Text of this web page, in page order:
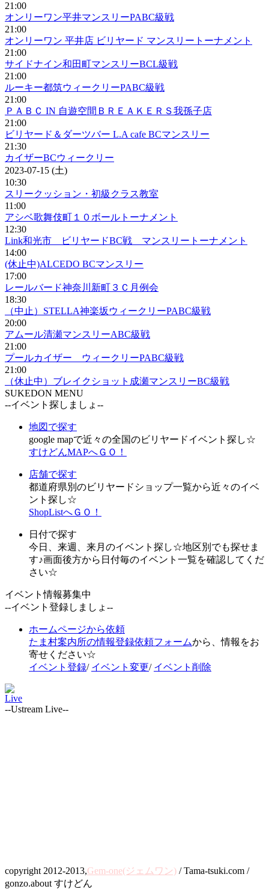
21:00
オンリーワン平井マンスリーPABC級戦
21:00
オンリーワン 平井店 ビリヤード マンスリートーナメント
21:00
サイドナイン和田町マンスリーBCL級戦
21:00
ルーキー都筑ウィークリーPABC級戦
21:00
ＰＡＢＣ IN 自遊空間ＢＲＥＡＫＥＲＳ我孫子店
21:00
ビリヤード＆ダーツバー L.A cafe BCマンスリー
21:30
カイザーBCウィークリー
2023-07-15 (土)
10:30
スリークッション・初級クラス教室
11:00
アシベ歌舞伎町１０ボールトーナメント
12:30
Link和光市 ビリヤードBC戦 マンスリートーナメント
14:00
(休止中)ALCEDO BCマンスリー
17:00
レールバード神奈川新町３Ｃ月例会
18:30
（中止）STELLA神楽坂ウィークリーPABC級戦
20:00
アムール清瀬マンスリーABC級戦
21:00
プールカイザー ウィークリーPABC級戦
21:00
（休止中）ブレイクショット成瀬マンスリーBC級戦
SUKEDON MENU
--イベント探しましょ--
地図で探す
google mapで近々の全国のビリヤードイベント探し☆
すけどんMAPへＧＯ！
店舗で探す
都道府県別のビリヤードショップ一覧から近々のイベ
ント探し☆
ShopListへＧＯ！
日付で探す
今日、来週、来月のイベント探し☆地区別でも探せま
す♪画面後方から日付毎のイベント一覧を確認してくだ
さい☆
イベント情報募集中
--イベント登録しましょ--
ホームページから依頼
たま村案内所の情報登録依頼フォームから、情報をお
寄せください☆
イベント登録/ イベント変更/ イベント削除
Live
--Ustream Live--
copyright 2012-2013,Gem-one(ジェムワン) / Tama-tsuki.com /
gonzo.about すけどん